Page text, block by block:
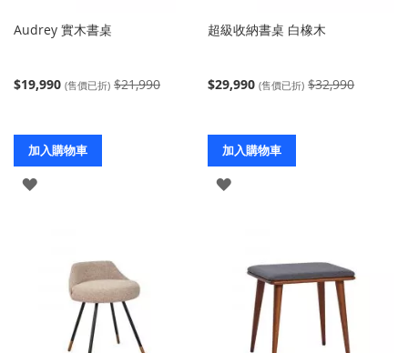
Audrey 實木書桌
$19,990 (售價已折) $21,990
加入購物車
登
超級收納書桌 白橡木
$29,990 (售價已折) $32,990
加入購物車
登